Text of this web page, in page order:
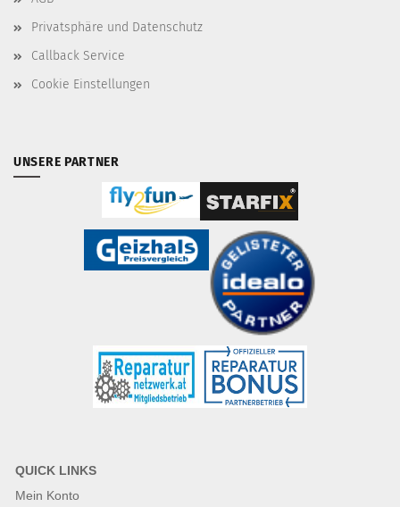
Privatsphäre und Datenschutz
Callback Service
Cookie Einstellungen
UNSERE PARTNER
QUICK LINKS
Mein Konto